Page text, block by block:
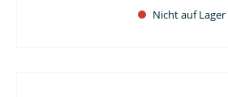
Nicht auf Lager